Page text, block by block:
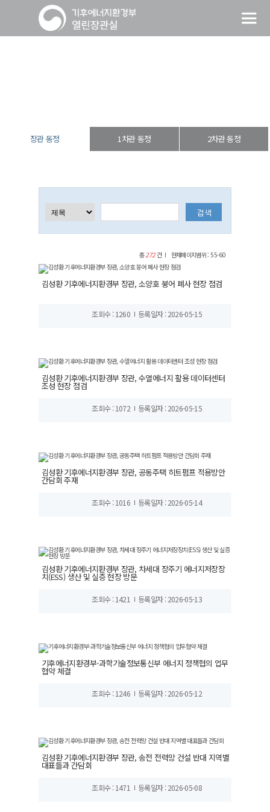
장관 동정 1차관 동정 2차관 동정
총272건 현재페이지범위 : 55-60
김성환 기후에너지환경부 장관, 소양호 붕어 폐사 현장 점검
조회수 : 1260 등록일자 : 2026-05-15
김성환 기후에너지환경부 장관, 수열에너지 활용 데이터센터
조성 현장 점검
조회수 : 1072 등록일자 : 2026-05-15
김성환 기후에너지환경부 장관, 공동주택 히트펌프 적용방안
간담회 주재
조회수 : 1016 등록일자 : 2026-05-14
김성환 기후에너지환경부 장관, 차세대 장주기 에너지저장장
치(ESS) 생산 및 실증 현장 방문
조회수 : 1421 등록일자 : 2026-05-13
기후에너지환경부-과학기술정보통신부 에너지 정책협의 업무
협약 체결
조회수 : 1246 등록일자 : 2026-05-12
김성환 기후에너지환경부 장관, 송전 전력망 건설 반대 지역별
대표들과 간담회
조회수 : 1471 등록일자 : 2026-05-08